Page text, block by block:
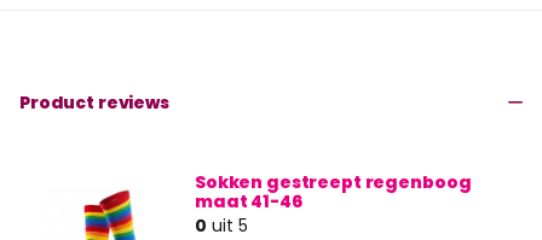
Product reviews
Sokken gestreept regenboog
maat 41-46
0 uit 5